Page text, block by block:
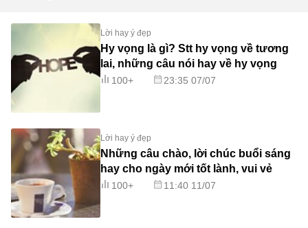
Lời hay ý đẹp
Hy vọng là gì? Stt hy vọng về tương
lai, những câu nói hay về hy vọng
100+ 23:35 07/07
Lời hay ý đẹp
Những câu chào, lời chúc buổi sáng
hay cho ngày mới tốt lành, vui vẻ
100+ 11:40 11/07